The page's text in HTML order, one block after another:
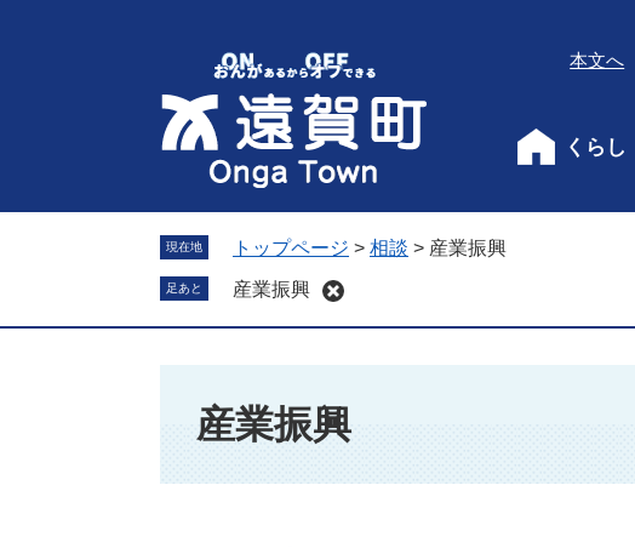
す
し
へ
本文へ
くらし
現在地 トップページ > 相談 > 産業振興
足あと 産業振興
産業振興